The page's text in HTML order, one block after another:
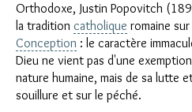
Orthodoxe, Justin Popovitch
la tradition catholique romaine sur
Conception : le caractère
Dieu ne vient pas d'une
nature humaine, mais de sa lutte
souillure et sur le péché.